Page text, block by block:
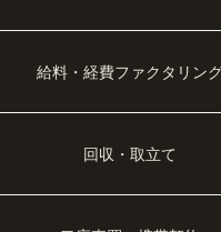
給料・経費ファクタリン
回収・取立て